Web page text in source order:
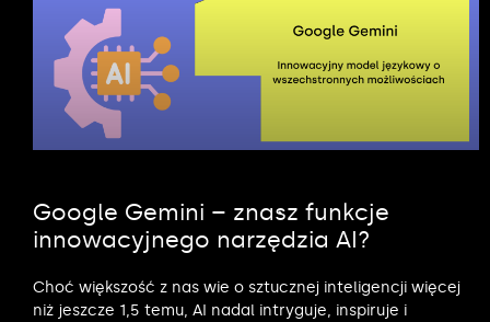
Google Gemini – znasz funkcje
innowacyjnego narzędzia AI?
Choć większość z nas wie o sztucznej inteligencji więcej
niż jeszcze 1,5 temu, AI nadal intryguje, inspiruje i